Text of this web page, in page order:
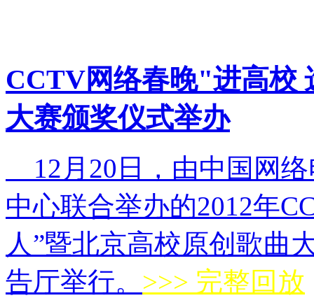
CCTV网络春晚"进高校
大赛颁奖仪式举办
12月20日，由中国网
中心联合举办的2012年
人”暨北京高校原创歌曲
告厅举行。 >>> 完整回放